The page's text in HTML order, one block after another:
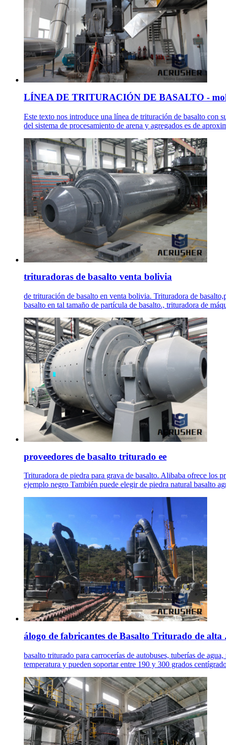
LÍNEA DE TRITURACIÓN DE BASALTO -
Este texto nos introduce una línea de trituración de basalto con
del sistema de procesamiento de arena y agregados es de
trituradoras de basalto venta bolivia
de trituración de basalto en venta bolivia. Trituradora de
basalto en tal tamaño de partícula de basalto., trituradora de
proveedores de basalto triturado ee
Trituradora de piedra para grava de basalto. Alibaba ofrece los
ejemplo negro También puede elegir de piedra natural basalto
álogo de fabricantes de Basalto Triturado de alta
basalto triturado para carrocerías de autobuses, tuberías de
temperatura y pueden soportar entre 190 y 300 grados